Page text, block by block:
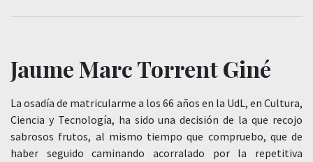
Jaume Marc Torrent Giné
La osadía de matricularme a los 66 años en la UdL, en Cultura,
Ciencia y Tecnología, ha sido una decisión de la que recojo
sabrosos frutos, al mismo tiempo que compruebo, que de
haber seguido caminando acorralado por la repetitiva